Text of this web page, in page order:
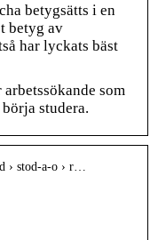
betygsätts i en
betyg av
har lyckats bäst
som
studera.
› stod-a-o › r…